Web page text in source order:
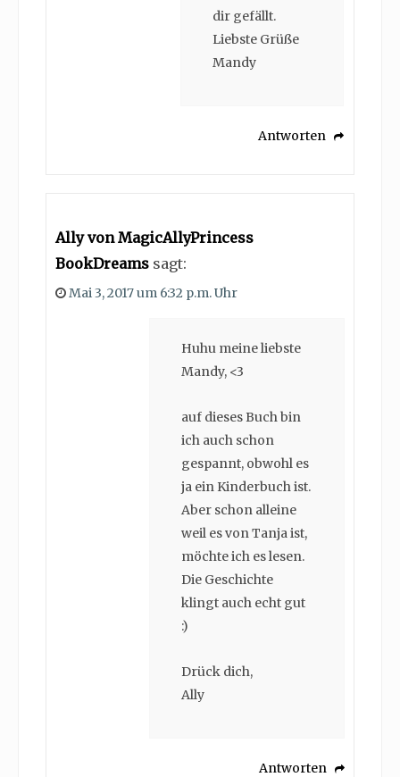
dir gefällt.
Liebste Grüße
Mandy
Antworten
Ally von MagicAllyPrincess
BookDreams sagt:
Mai 3, 2017 um 6:32 p.m. Uhr
Huhu meine liebste
Mandy, <3
auf dieses Buch bin
ich auch schon
gespannt, obwohl es
ja ein Kinderbuch ist.
Aber schon alleine
weil es von Tanja ist,
möchte ich es lesen.
Die Geschichte
klingt auch echt gut
:)
Drück dich,
Ally
Antworten